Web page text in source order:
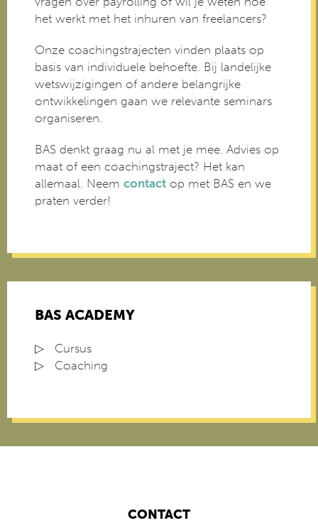
het werkt met het inhuren van freelancers?
Onze coachingstrajecten vinden plaats op
basis van individuele behoefte. Bij landelijke
wetswijzigingen of andere belangrijke
ontwikkelingen gaan we relevante seminars
organiseren.
BAS denkt graag nu al met je mee. Advies op
maat of een coachingstraject? Het kan
allemaal. Neem contact op met BAS en we
praten verder!
BAS ACADEMY
Cursus
Coaching
CONTACT